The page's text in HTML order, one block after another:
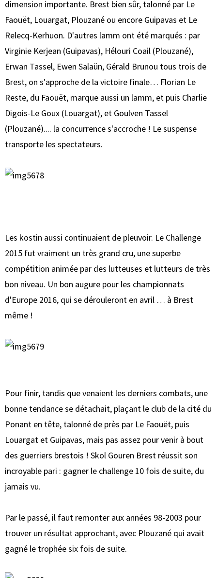
dimension importante. Brest bien sûr, talonné par Le
Faouët, Louargat, Plouzané ou encore Guipavas et Le
Relecq-Kerhuon. D'autres lamm ont été marqués : par
Virginie Kerjean (Guipavas), Hélouri Coail (Plouzané),
Erwan Tassel, Ewen Salaün, Gérald Brunou tous trois de
Brest, on s'approche de la victoire finale… Florian Le
Reste, du Faouët, marque aussi un lamm, et puis Charlie
Digois-Le Goux (Louargat), et Goulven Tassel
(Plouzané).... la concurrence s'accroche ! Le suspense
transporte les spectateurs.
Les kostin aussi continuaient de pleuvoir. Le Challenge
2015 fut vraiment un très grand cru, une superbe
compétition animée par des lutteuses et lutteurs de très
bon niveau. Un bon augure pour les championnats
d'Europe 2016, qui se dérouleront en avril … à Brest
même !
Pour finir, tandis que venaient les derniers combats, une
bonne tendance se détachait, plaçant le club de la cité du
Ponant en tête, talonné de près par Le Faouët, puis
Louargat et Guipavas, mais pas assez pour venir à bout
des guerriers brestois ! Skol Gouren Brest réussit son
incroyable pari : gagner le challenge 10 fois de suite, du
jamais vu.
Par le passé, il faut remonter aux années 98-2003 pour
trouver un résultat approchant, avec Plouzané qui avait
gagné le trophée six fois de suite.